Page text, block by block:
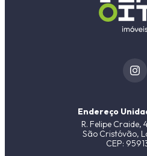
Endereço
R. Felipe Craide,
São Cristóvão,
CEP: